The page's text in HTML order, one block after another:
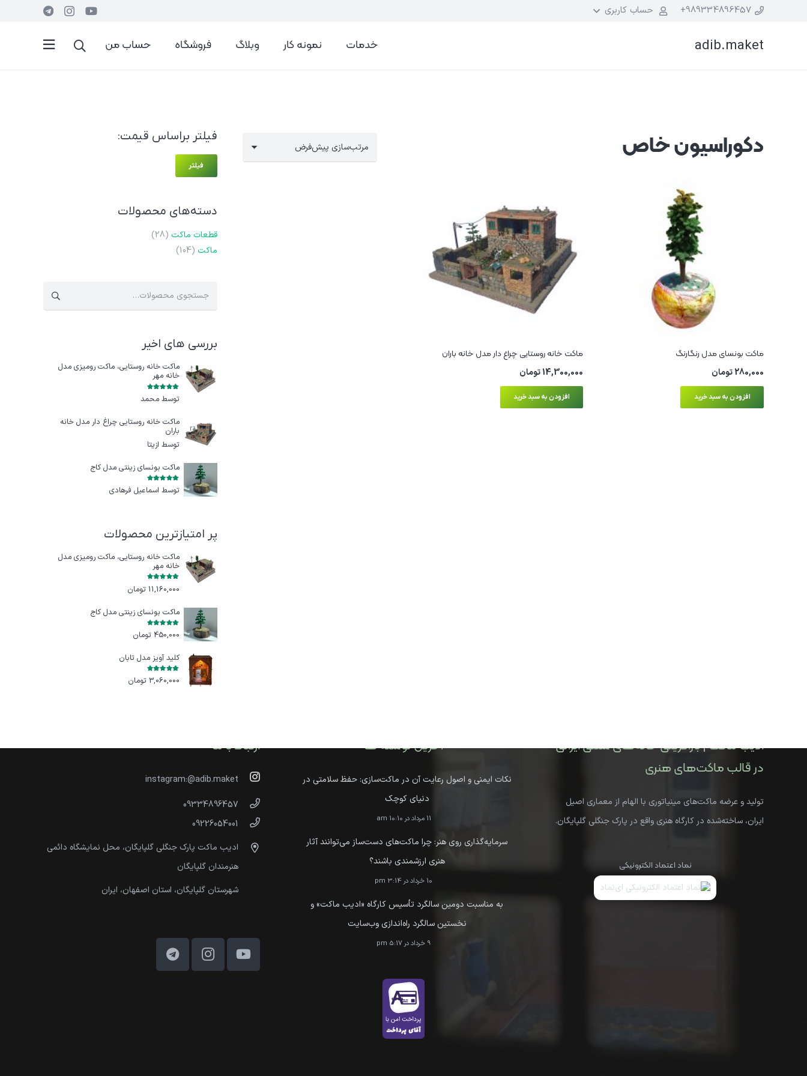
989334896457+ حساب کاربری
adib.maket خدمات نمونه کار وبلاگ فروشگاه حساب من
دکوراسیون خاص
ماکت بونسای مدل رنگارنگ
280,000تومان
افزودن به سبد خرید
ماکت خانه روستایی چراغ‌ دار مدل خانه باران
14,300,000تومان
افزودن به سبد خرید
فیلتر براساس قیمت:
فیلتر
دسته‌های محصولات
قطعات ماکت (28)
ماکت (104)
جستجو
برای:
بررسی های اخیر
ماکت خانه روستایی، ماکت رومیزی مدل
خانه مهر
توسط محمد
ماکت خانه روستایی چراغ‌ دار مدل خانه
باران
توسط ازيتا
ماکت بونسای زینتی مدل کاج
امتیاز
توسط اسماعیل فرهادی
پر امتیازترین محصولات
ماکت خانه روستایی، ماکت رومیزی مدل
خانه مهر
5.00 از 5
11,160,000 تومان
ماکت بونسای زینتی مدل کاج
امتیاز
450,000 تومان
کلید آویز مدل تابان
امتیاز
3,060,000 تومان
ادیب ماکت | بازآفرینی خانه‌های سنتی ایرانی
در قالب ماکت‌های هنری
تولید و عرضه ماکت‌های مینیاتوری با الهام از معماری اصیل
ایران، ساخته‌شده در کارگاه هنری واقع در پارک جنگلی گلپایگان.
نماد اعتماد الکترونیکی
آخرین نوشته ها
نکات ایمنی و اصول رعایت آن در ماکت‌سازی: حفظ سلامتی در
دنیای کوچک
11 مرداد در 10:10 am
سرمایه‌گذاری روی هنر: چرا ماکت‌های دست‌ساز می‌توانند آثار
هنری ارزشمندی باشند؟
10 خرداد در 3:14 pm
به مناسبت دومین سالگرد تأسیس کارگاه «ادیب ماکت» و
نخستین سالگرد راه‌اندازی وب‌سایت
9 خرداد در 5:17 pm
ارتباط با ما
instagram:@adib.maket
09334896457
09226054001
ادیب ماکت پارک جنگلی گلپایگان، محل نمایشگاه دائمی
هنرمندان گلپایگان
شهرستان گلپایگان، استان اصفهان، ایران